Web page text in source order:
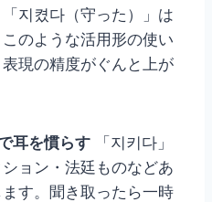
지켰다（守った）」は
のような活用形の使い
現の精度がぐんと上が
耳を慣らす 「지키다」
ョン・法廷ものなどあ
す。聞き取ったら一時